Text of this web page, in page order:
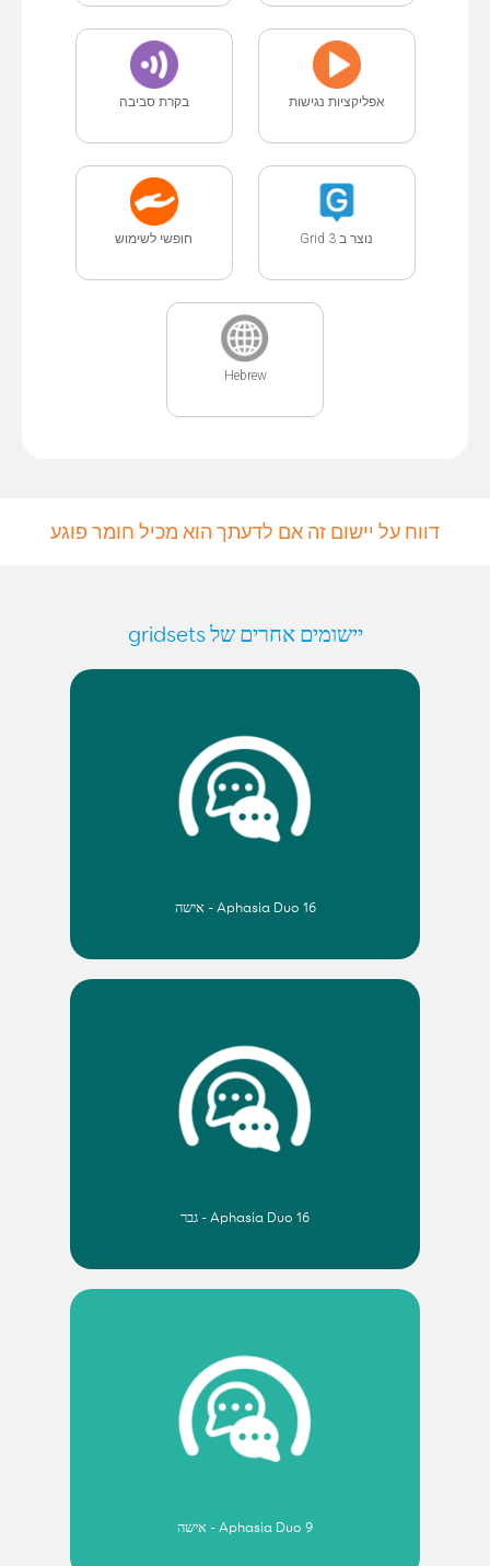
אפליקציות נגישות בקרת סביבה
נוצר ב Grid 3 חופשי לשימוש
Hebrew
דווח על יישום זה אם לדעתך הוא מכיל חומר פוגע
יישומים אחרים של gridsets
Aphasia Duo 16 - אישה
Aphasia Duo 16 - גבר
Aphasia Duo 9 - אישה